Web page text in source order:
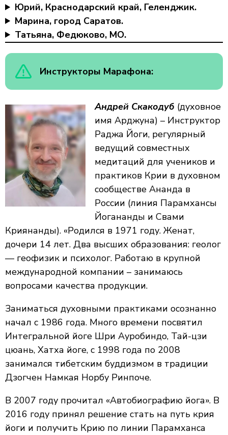
Юрий, Краснодарский край, Геленджик.
Марина, город Саратов.
Татьяна, Федюково, МО.
Инструкторы Марафона:
Андрей Скакодуб (духовное
имя Арджуна) – Инструктор
Раджа Йоги, регулярный
ведущий совместных
медитаций для учеников и
практиков Крии в духовном
сообществе Ананда в
России (линия Парамхансы
Йогананды и Свами
Криянанды). «Родился в 1971 году. Женат,
дочери 14 лет. Два высших образования: геолог
— геофизик и психолог. Работаю в крупной
международной компании – занимаюсь
вопросами качества продукции.
Заниматься духовными практиками осознанно
начал с 1986 года. Много времени посвятил
Интегральной йоге Шри Ауробиндо, Тай-цзи
цюань, Хатха йоге, с 1998 года по 2008
занимался тибетским буддизмом в традиции
Дзогчен Намкая Норбу Ринпоче.
В 2007 году прочитал «Автобиографию йога». В
2016 году принял решение стать на путь крия
йоги и получить Крию по линии Парамханса